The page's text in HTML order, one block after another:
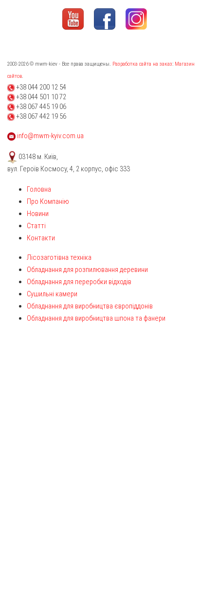
2003-2026 © mwm-kiev - Все права защищены. Разработка сайта на заказ: Магазин
сайтов.
+38 044 200 12 54
+38 044 501 10 72
+38 067 445 19 06
+38 067 442 19 56
info@mwm-kyiv.com.ua
03148 м. Київ,
вул. Героїв Космосу, 4, 2 корпус, офіс 333
Головна
Про Компанію
Новини
Статті
Контакти
Лісозаготівна техніка
Обладнання для розпилювання деревини
Обладнання для переробки відходів
Сушильні камери
Обладнання для виробництва європіддонів
Обладнання для виробництва шпона та фанери